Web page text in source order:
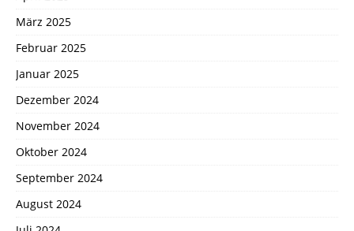
März 2025
Februar 2025
Januar 2025
Dezember 2024
November 2024
Oktober 2024
September 2024
August 2024